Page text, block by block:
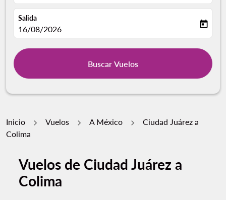
Salida
fc-booking-departure-date-aria-label
16/08/2026 today
Buscar Vuelos
Inicio Vuelos A México
Ciudad Juárez a
Colima
Vuelos de Ciudad Juárez a
Colima
Por favor, intente actualizar su ruta (origen y / o